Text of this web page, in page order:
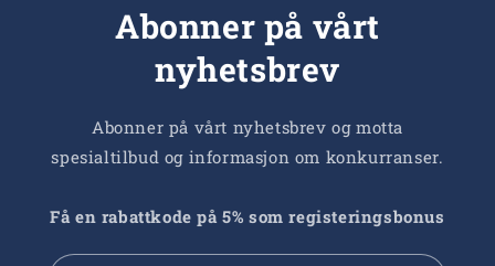
Abonner på vårt
nyhetsbrev
Abonner på vårt nyhetsbrev og motta
spesialtilbud og informasjon om konkurranser.
Få en rabattkode på 5% som registeringsbonus